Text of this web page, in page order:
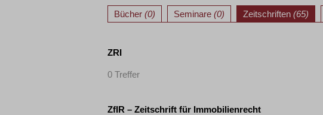
Bücher (0) Seminare (0) Zeitschriften (65)
ZRI
0 Treffer
ZfIR – Zeitschrift für Immobilienrecht